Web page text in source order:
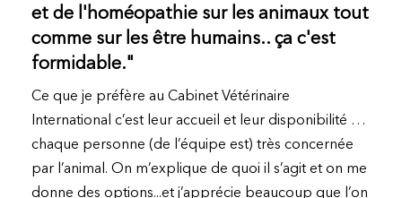
et de l'homéopathie sur les animaux tout
comme sur les être humains.. ça c'est
formidable."
Ce que je préfère au Cabinet Vétérinaire
International c’est leur accueil et leur disponibilité …
chaque personne (de l’équipe est) très concernée
par l’animal. On m’explique de quoi il s’agit et on me
donne des options...et j’apprécie beaucoup que l’on